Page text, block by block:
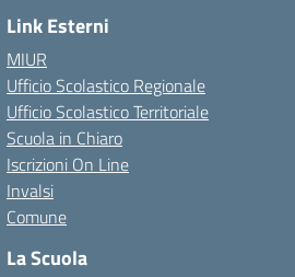
Link Esterni
MIUR
Ufficio Scolastico Regionale
Ufficio Scolastico Territoriale
Scuola in Chiaro
Iscrizioni On Line
Invalsi
Comune
La Scuola